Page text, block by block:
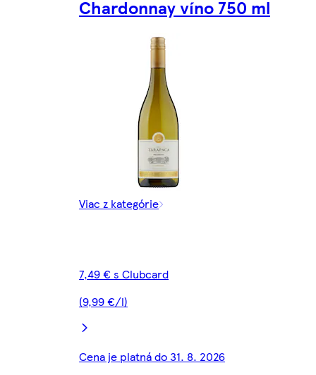
Chardonnay víno 750 ml
Viac z kategórie
7,49 € s Clubcard
(9,99 €/l)
Cena je platná do 31. 8. 2026